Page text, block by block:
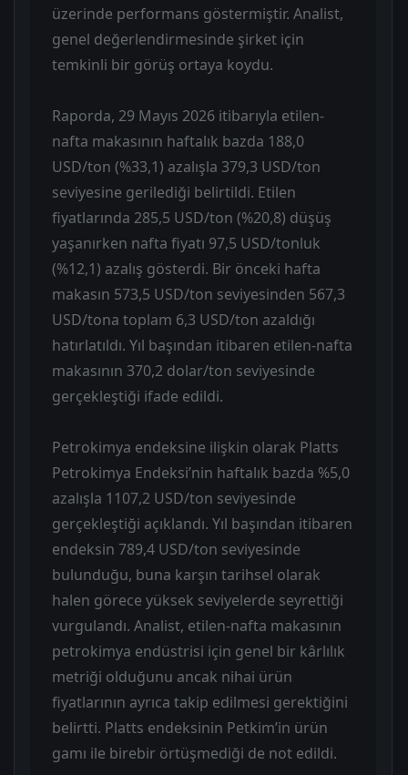
üzerinde performans göstermiştir. Analist,
genel değerlendirmesinde şirket için
temkinli bir görüş ortaya koydu.
Raporda, 29 Mayıs 2026 itibarıyla etilen-
nafta makasının haftalık bazda 188,0
USD/ton (%33,1) azalışla 379,3 USD/ton
seviyesine gerilediği belirtildi. Etilen
fiyatlarında 285,5 USD/ton (%20,8) düşüş
yaşanırken nafta fiyatı 97,5 USD/tonluk
(%12,1) azalış gösterdi. Bir önceki hafta
makasın 573,5 USD/ton seviyesinden 567,3
USD/tona toplam 6,3 USD/ton azaldığı
hatırlatıldı. Yıl başından itibaren etilen-nafta
makasının 370,2 dolar/ton seviyesinde
gerçekleştiği ifade edildi.
Petrokimya endeksine ilişkin olarak Platts
Petrokimya Endeksi’nin haftalık bazda %5,0
azalışla 1107,2 USD/ton seviyesinde
gerçekleştiği açıklandı. Yıl başından itibaren
endeksin 789,4 USD/ton seviyesinde
bulunduğu, buna karşın tarihsel olarak
halen görece yüksek seviyelerde seyrettiği
vurgulandı. Analist, etilen-nafta makasının
petrokimya endüstrisi için genel bir kârlılık
metriği olduğunu ancak nihai ürün
fiyatlarının ayrıca takip edilmesi gerektiğini
belirtti. Platts endeksinin Petkim’in ürün
gamı ile birebir örtüşmediği de not edildi.